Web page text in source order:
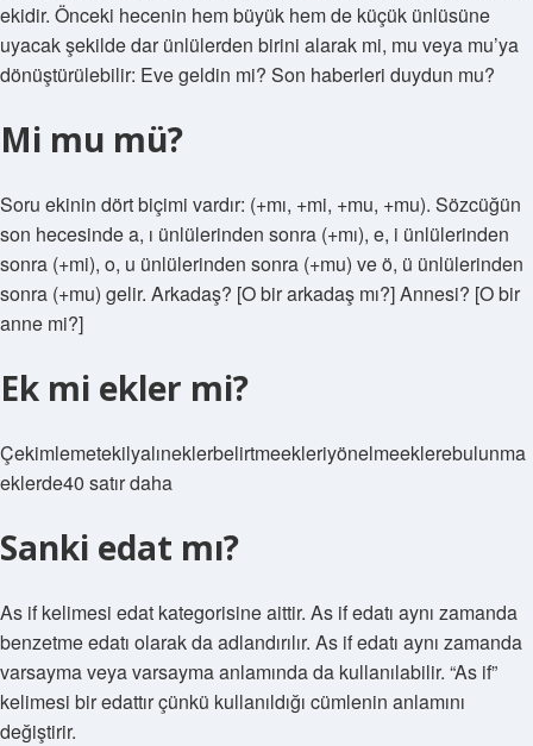
ekidir. Önceki hecenin hem büyük hem de küçük ünlüsüne
uyacak şekilde dar ünlülerden birini alarak mi, mu veya mu’ya
dönüştürülebilir: Eve geldin mi? Son haberleri duydun mu?
Mi mu mü?
Soru ekinin dört biçimi vardır: (+mı, +mi, +mu, +mu). Sözcüğün
son hecesinde a, ı ünlülerinden sonra (+mı), e, i ünlülerinden
sonra (+mi), o, u ünlülerinden sonra (+mu) ve ö, ü ünlülerinden
sonra (+mu) gelir. Arkadaş? [O bir arkadaş mı?] Annesi? [O bir
anne mi?]
Ek mi ekler mi?
Çekimlemetekilyalıneklerbelirtmeekleriyönelmeeklerebulunma
eklerde40 satır daha
Sanki edat mı?
As if kelimesi edat kategorisine aittir. As if edatı aynı zamanda
benzetme edatı olarak da adlandırılır. As if edatı aynı zamanda
varsayma veya varsayma anlamında da kullanılabilir. “As if”
kelimesi bir edattır çünkü kullanıldığı cümlenin anlamını
değiştirir.